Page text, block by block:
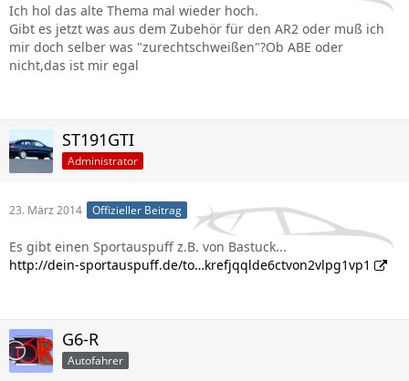
Ich hol das alte Thema mal wieder hoch.
Gibt es jetzt was aus dem Zubehör für den AR2 oder muß ich
mir doch selber was "zurechtschweißen"?Ob ABE oder
nicht,das ist mir egal
ST191GTI
Administrator
23. März 2014 Offizieller Beitrag
Es gibt einen Sportauspuff z.B. von Bastuck...
http://dein-sportauspuff.de/to…krefjqqlde6ctvon2vlpg1vp1
G6-R
Autofahrer